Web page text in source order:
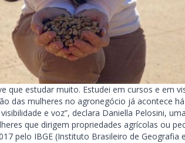
que estudar muito. Estudei em cursos e em
das mulheres no agronegócio já acontece
e voz”, declara Daniella Pelosini,
que dirigem propriedades agrícolas ou
pelo IBGE (Instituto Brasileiro de Geografia